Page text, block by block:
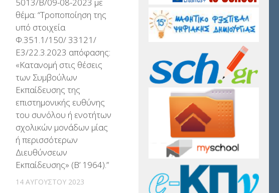
θέμα: “Τροποποίηση της
υπό στοιχεία
Φ.351.1/150/ 33121/
Ε3/22.3.2023 απόφασης:
«Κατανομή στις θέσεις
των Συμβούλων
Εκπαίδευσης της
επιστημονικής ευθύνης
του συνόλου ή ενοτήτων
σχολικών μονάδων μίας
ή περισσότερων
Διευθύνσεων
Εκπαίδευσης» (Β’ 1964).”
14 ΑΥΓΟΎΣΤΟΥ 2023